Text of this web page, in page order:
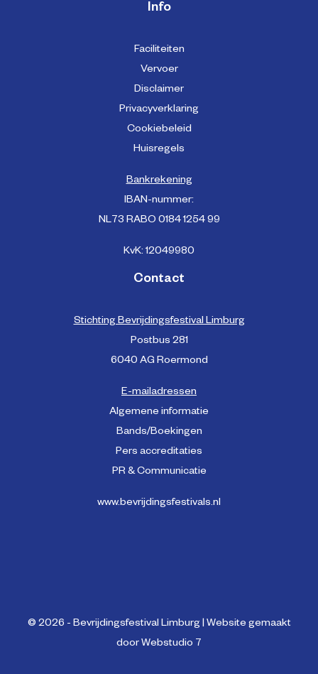
Info
Faciliteiten
Vervoer
Disclaimer
Privacyverklaring
Cookiebeleid
Huisregels
Bankrekening
IBAN-nummer:
NL73 RABO 0184 1254 99
KvK: 12049980
Contact
Stichting Bevrijdingsfestival Limburg
Postbus 281
6040 AG Roermond
E-mailadressen
Algemene informatie
Bands/Boekingen
Pers accreditaties
PR & Communicatie
www.bevrijdingsfestivals.nl
© 2026 - Bevrijdingsfestival Limburg | Website gemaakt
doorWebstudio 7